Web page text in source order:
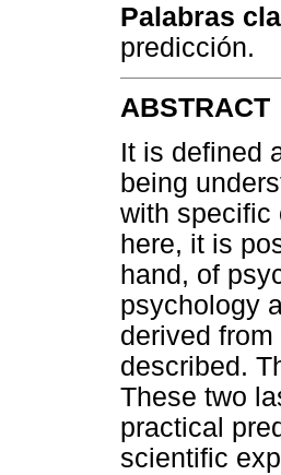
Palabras
predicción.
ABSTRACT
It is defined
being
with specific
here, it is
hand, of
psychology
derived
described.
These two
practical
scientific